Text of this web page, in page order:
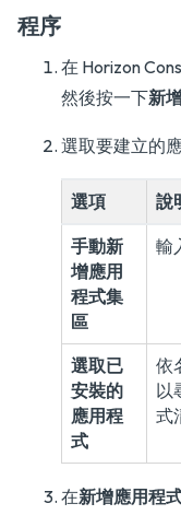
程序
在 Horizon
然後按一下新
選取要建立的
選項 說
手動新
增應用
程式集
區
輸
選取已
安裝的
應用程
式
依
以
式
在新增應用程